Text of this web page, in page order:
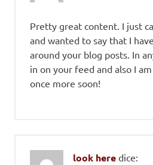
Pretty great content. I just
and wanted to say that I
around your blog posts. In
in on your feed and also I
once more soon!
look here dice: